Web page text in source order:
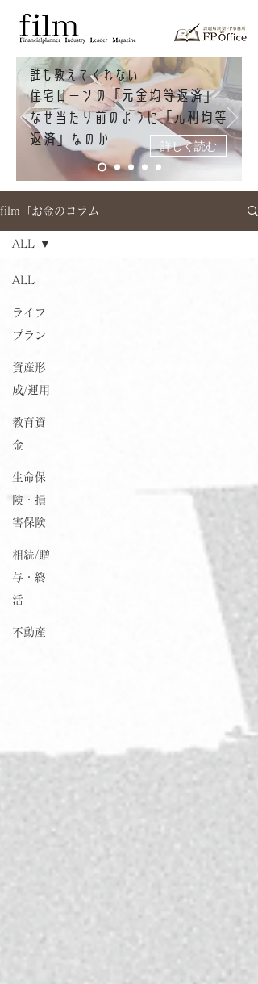
誰も教えてくれない
住宅ローンの「元金均等返済」
なぜ当たり前のように「元利均等
返済」 なのか 詳しく読む
film「お金のコラム」
ALL
ライフ
プラン
資産形
成/運用
教育資
金
生命保
険・損
害保険
相続/贈
与・終
活
不動産
ALL